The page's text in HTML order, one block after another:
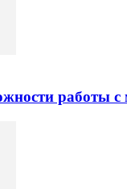
работы